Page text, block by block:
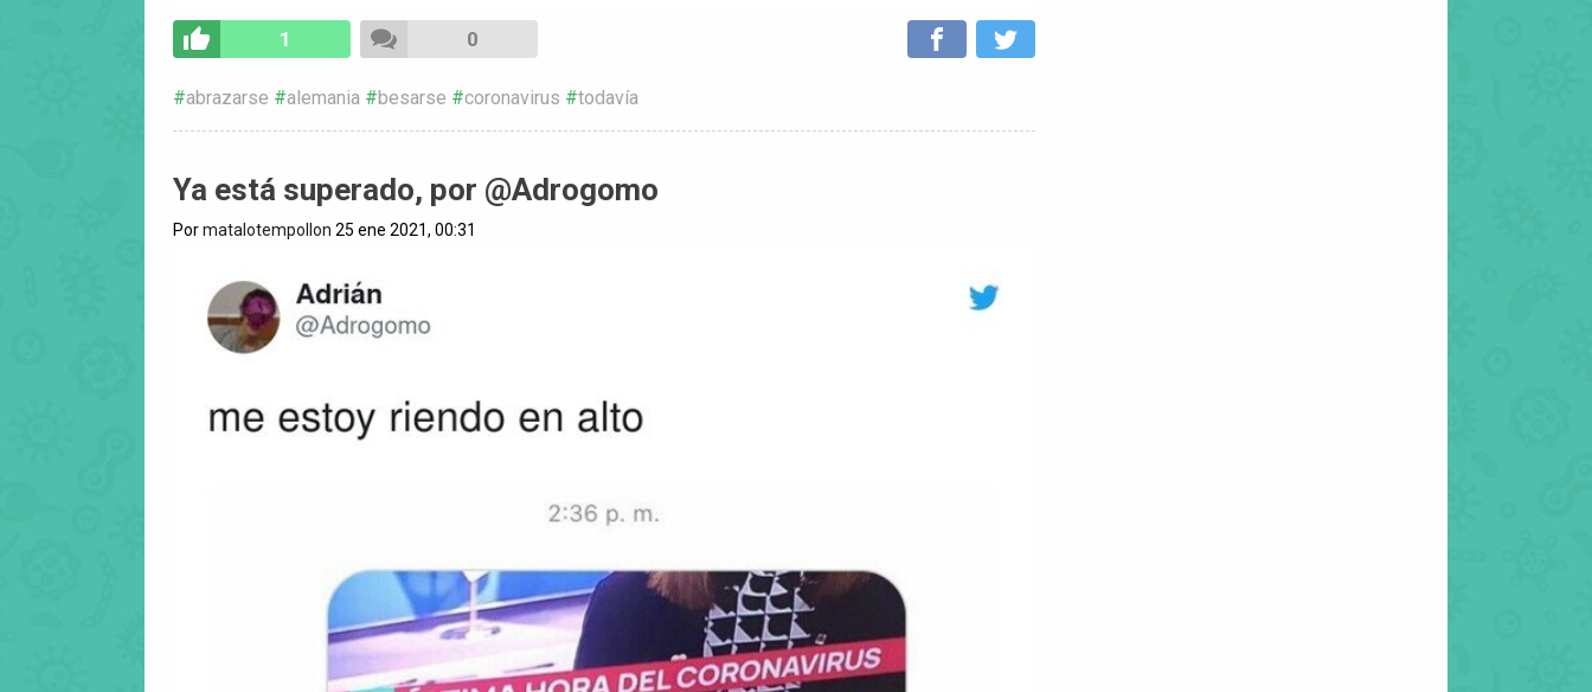
1 0
abrazarse alemania besarse coronavirus todavía
Ya está superado, por @Adrogomo
Pormatalotempollon 25 ene 2021, 00:31